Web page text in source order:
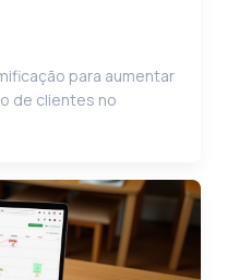
para aumentar
de clientes no